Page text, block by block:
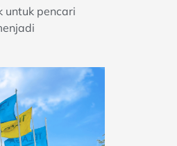
untuk pencari